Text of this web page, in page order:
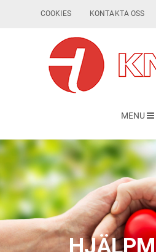
COOKIES KONTAKTA OSS
MENU